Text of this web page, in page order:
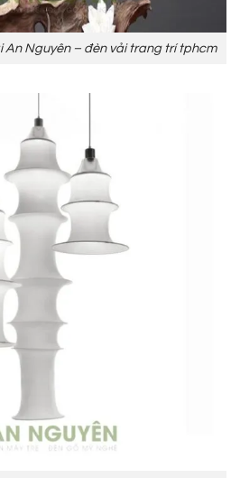
An Nguyên – đèn vải trang trí tphcm